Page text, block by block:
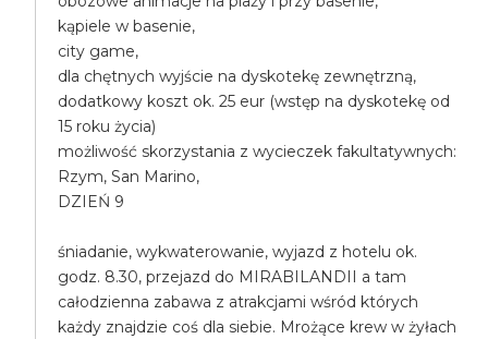
kąpiele w basenie,
city game,
dla chętnych wyjście na dyskotekę zewnętrzną,
dodatkowy koszt ok. 25 eur (wstęp na dyskotekę od
15 roku życia)
możliwość skorzystania z wycieczek fakultatywnych:
Rzym, San Marino,
DZIEŃ 9
śniadanie, wykwaterowanie, wyjazd z hotelu ok.
godz. 8.30, przejazd do MIRABILANDII a tam
całodzienna zabawa z atrakcjami wśród których
każdy znajdzie coś dla siebie. Mrożące krew w żyłach